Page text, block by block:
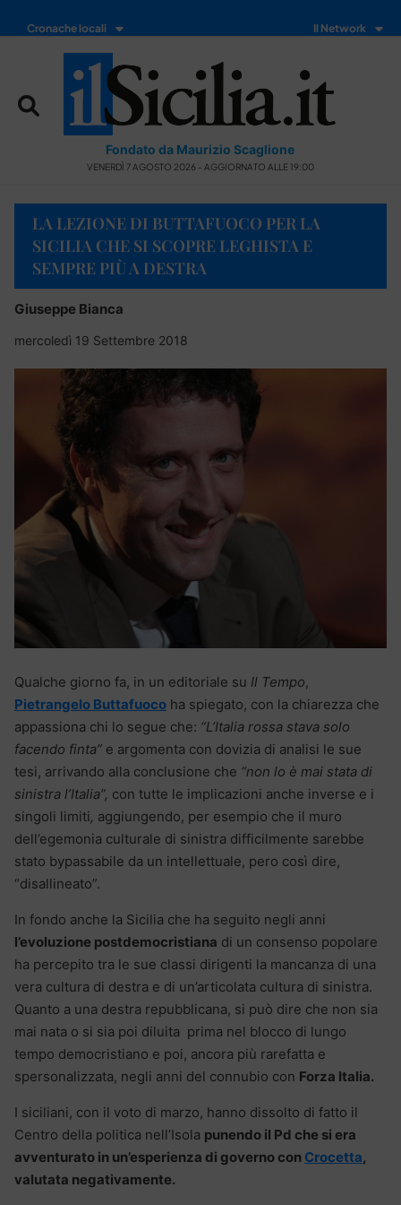
Cronache locali Il Network
Fondato da Maurizio Scaglione
VENERDÌ 7 AGOSTO 2026 - AGGIORNATO ALLE 19:00
LA LEZIONE DI BUTTAFUOCO PER LA
SICILIA CHE SI SCOPRE LEGHISTA E
SEMPRE PIÙ A DESTRA
Giuseppe Bianca
mercoledì 19 Settembre 2018
Qualche giorno fa, in un editoriale su Il Tempo,
Pietrangelo Buttafuoco ha spiegato, con la chiarezza che
appassiona chi lo segue che: “L’Italia rossa stava solo
facendo finta” e argomenta con dovizia di analisi le sue
tesi, arrivando alla conclusione che “non lo è mai stata di
sinistra l’Italia”, con tutte le implicazioni anche inverse e i
singoli limiti, aggiungendo, per esempio che il muro
dell’egemonia culturale di sinistra difficilmente sarebbe
stato bypassabile da un intellettuale, pero così dire,
“disallineato”.
In fondo anche la Sicilia che ha seguito negli anni
l’evoluzione postdemocristiana di un consenso popolare
ha percepito tra le sue classi dirigenti la mancanza di una
vera cultura di destra e di un’articolata cultura di sinistra.
Quanto a una destra repubblicana, si può dire che non sia
mai nata o si sia poi diluita prima nel blocco di lungo
tempo democristiano e poi, ancora più rarefatta e
spersonalizzata, negli anni del connubio con Forza Italia.
I siciliani, con il voto di marzo, hanno dissolto di fatto il
Centro della politica nell’Isola punendo il Pd che si era
avventurato in un’esperienza di governo con Crocetta,
valutata negativamente.